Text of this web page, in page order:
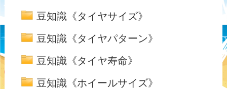
豆知識《タイヤサイズ》
豆知識《タイヤパターン》
豆知識《タイヤ寿命》
豆知識《ホイールサイズ》